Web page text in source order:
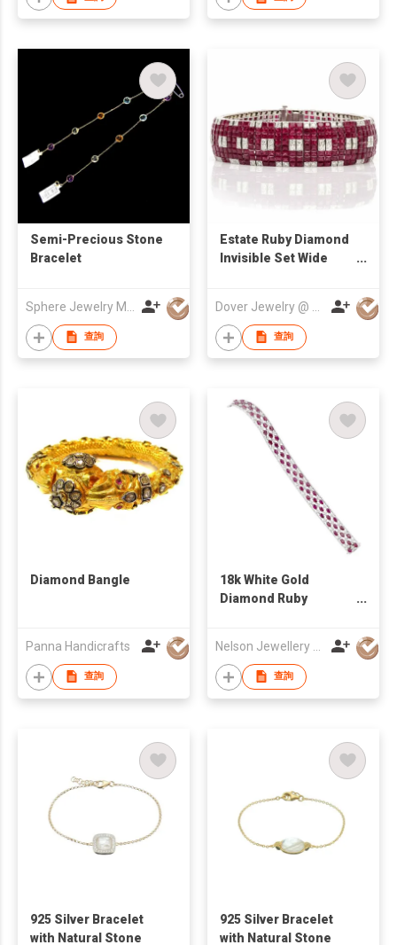
Semi-Precious Stone
Bracelet
查詢
Estate Ruby Diamond
Invisible Set Wide
查詢
Diamond Bangle
Panna Handicrafts
查詢
18k White Gold
Diamond Ruby
查詢
925 Silver Bracelet
with Natural Stone
925 Silver Bracelet
with Natural Stone